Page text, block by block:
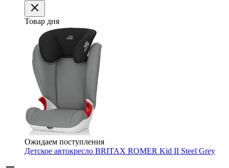
Товар дня
Ожидаем поступления
Детское автокресло BRITAX ROMER Kid II Steel Grey